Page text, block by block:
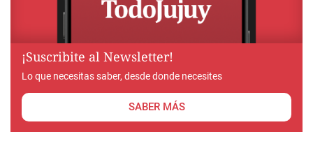
¡Suscribite al Newsletter!
Lo que necesitas saber, desde donde necesites
SABER MÁS